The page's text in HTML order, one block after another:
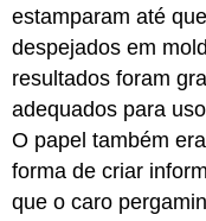
estamparam até
despejados em
resultados foram
adequados para
O papel também
forma de criar
que o caro